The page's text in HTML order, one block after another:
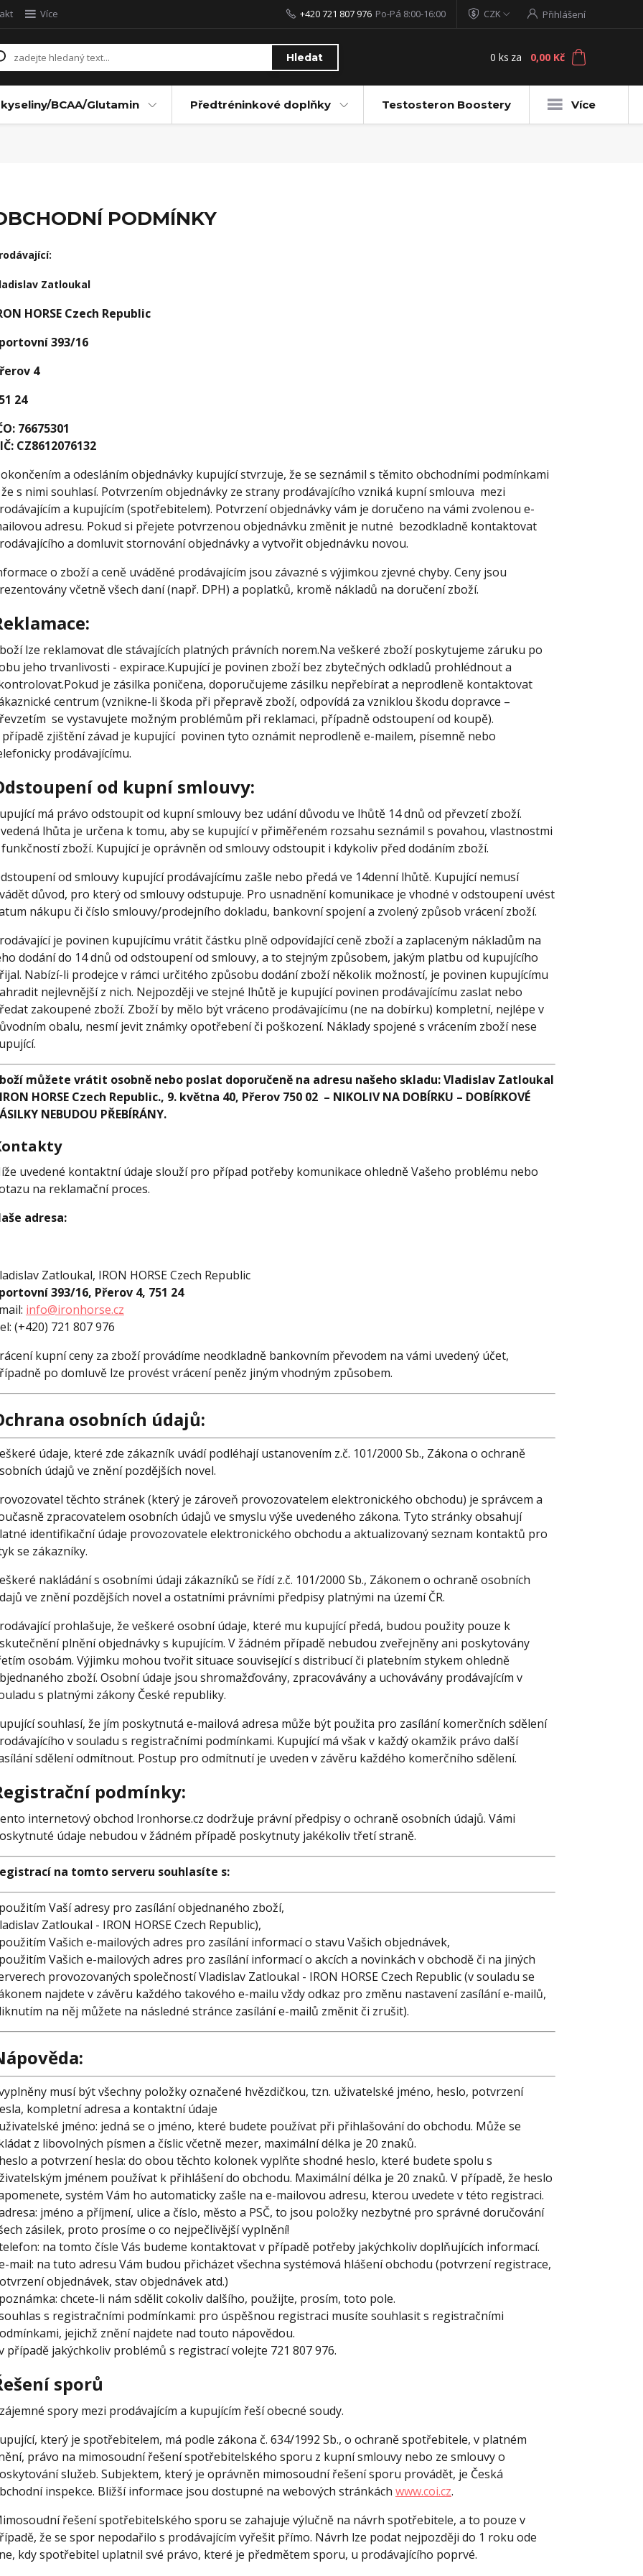
Více CZK Přihlášení
Hledat
+420 721 807 976 Po-Pá 8:00-16:00
0 ks za 0,00 Kč
BCAA/Glutamin Předtréninkové doplňky Testosteron Boostery Více
PODMÍNKY
Zatloukal
HORSE Czech Republic
393/16
4
24
76675301
CZ8612076132
a odesláním objednávky kupující stvrzuje, že se seznámil s těmito obchodními podmínkami
s nimi souhlasí. Potvrzením objednávky ze strany prodávajícího vzniká kupní smlouva mezi
a kupujícím (spotřebitelem). Potvrzení objednávky vám je doručeno na vámi zvolenou e-
adresu. Pokud si přejete potvrzenou objednávku změnit je nutné bezodkladně kontaktovat
a domluvit stornování objednávky a vytvořit objednávku novou.
o zboží a ceně uváděné prodávajícím jsou závazné s výjimkou zjevné chyby. Ceny jsou
včetně všech daní (např. DPH) a poplatků, kromě nákladů na doručení zboží.
lze reklamovat dle stávajících platných právních norem.Na veškeré zboží poskytujeme záruku po
jeho trvanlivosti - expirace.Kupující je povinen zboží bez zbytečných odkladů prohlédnout a
je zásilka poničena, doporučujeme zásilku nepřebírat a neprodleně kontaktovat
centrum (vznikne-li škoda při přepravě zboží, odpovídá za vzniklou škodu dopravce –
se vystavujete možným problémům při reklamaci, případně odstoupení od koupě).
případě zjištění závad je kupující povinen tyto oznámit neprodleně e-mailem, písemně nebo
prodávajícímu.
od kupní smlouvy:
má právo odstoupit od kupní smlouvy bez udání důvodu ve lhůtě 14 dnů od převzetí zboží.
lhůta je určena k tomu, aby se kupující v přiměřeném rozsahu seznámil s povahou, vlastnostmi
zboží. Kupující je oprávněn od smlouvy odstoupit i kdykoliv před dodáním zboží.
od smlouvy kupující prodávajícímu zašle nebo předá ve 14denní lhůtě. Kupující nemusí
důvod, pro který od smlouvy odstupuje. Pro usnadnění komunikace je vhodné v odstoupení uvést
nákupu či číslo smlouvy/prodejního dokladu, bankovní spojení a zvolený způsob vrácení zboží.
je povinen kupujícímu vrátit částku plně odpovídající ceně zboží a zaplaceným nákladům na
dodání do 14 dnů od odstoupení od smlouvy, a to stejným způsobem, jakým platbu od kupujícího
Nabízí-li prodejce v rámci určitého způsobu dodání zboží několik možností, je povinen kupujícímu
nejlevnější z nich. Nejpozději ve stejné lhůtě je kupující povinen prodávajícímu zaslat nebo
zakoupené zboží. Zboží by mělo být vráceno prodávajícímu (ne na dobírku) kompletní, nejlépe v
obalu, nesmí jevit známky opotřebení či poškození. Náklady spojené s vrácením zboží nese
můžete vrátit osobně nebo poslat doporučeně na adresu našeho skladu: Vladislav Zatloukal
HORSE Czech Republic., 9. května 40, Přerov 750 02 – NIKOLIV NA DOBÍRKU – DOBÍRKOVÉ
NEBUDOU PŘEBÍRÁNY.
uvedené kontaktní údaje slouží pro případ potřeby komunikace ohledně Vašeho problému nebo
na reklamační proces.
adresa:
Zatloukal, IRON HORSE Czech Republic
393/16, Přerov 4, 751 24
info@ironhorse.cz
(+420) 721 807 976
kupní ceny za zboží provádíme neodkladně bankovním převodem na vámi uvedený účet,
po domluvě lze provést vrácení peněz jiným vhodným způsobem.
osobních údajů:
údaje, které zde zákazník uvádí podléhají ustanovením z.č. 101/2000 Sb., Zákona o ochraně
údajů ve znění pozdějších novel.
těchto stránek (který je zároveň provozovatelem elektronického obchodu) je správcem a
zpracovatelem osobních údajů ve smyslu výše uvedeného zákona. Tyto stránky obsahují
identifikační údaje provozovatele elektronického obchodu a aktualizovaný seznam kontaktů pro
se zákazníky.
nakládání s osobními údaji zákazníků se řídí z.č. 101/2000 Sb., Zákonem o ochraně osobních
ve znění pozdějších novel a ostatními právními předpisy platnými na území ČR.
prohlašuje, že veškeré osobní údaje, které mu kupující předá, budou použity pouze k
plnění objednávky s kupujícím. V žádném případě nebudou zveřejněny ani poskytovány
osobám. Výjimku mohou tvořit situace související s distribucí či platebním stykem ohledně
zboží. Osobní údaje jsou shromažďovány, zpracovávány a uchovávány prodávajícím v
s platnými zákony České republiky.
souhlasí, že jím poskytnutá e-mailová adresa může být použita pro zasílání komerčních sdělení
v souladu s registračními podmínkami. Kupující má však v každý okamžik právo další
sdělení odmítnout. Postup pro odmítnutí je uveden v závěru každého komerčního sdělení.
podmínky:
internetový obchod Ironhorse.cz dodržuje právní předpisy o ochraně osobních údajů. Vámi
údaje nebudou v žádném případě poskytnuty jakékoliv třetí straně.
na tomto serveru souhlasíte s:
použitím Vaší adresy pro zasílání objednaného zboží,
Zatloukal - IRON HORSE Czech Republic),
použitím Vašich e-mailových adres pro zasílání informací o stavu Vašich objednávek,
použitím Vašich e-mailových adres pro zasílání informací o akcích a novinkách v obchodě či na jiných
provozovaných společností Vladislav Zatloukal - IRON HORSE Czech Republic (v souladu se
najdete v závěru každého takového e-mailu vždy odkaz pro změnu nastavení zasílání e-mailů,
na něj můžete na následné stránce zasílání e-mailů změnit či zrušit).
vyplněny musí být všechny položky označené hvězdičkou, tzn. uživatelské jméno, heslo, potvrzení
kompletní adresa a kontaktní údaje
uživatelské jméno: jedná se o jméno, které budete používat při přihlašování do obchodu. Může se
z libovolných písmen a číslic včetně mezer, maximální délka je 20 znaků.
heslo a potvrzení hesla: do obou těchto kolonek vyplňte shodné heslo, které budete spolu s
jménem používat k přihlášení do obchodu. Maximální délka je 20 znaků. V případě, že heslo
systém Vám ho automaticky zašle na e-mailovou adresu, kterou uvedete v této registraci.
adresa: jméno a příjmení, ulice a číslo, město a PSČ, to jsou položky nezbytné pro správné doručování
zásilek, proto prosíme o co nejpečlivější vyplnění!
telefon: na tomto čísle Vás budeme kontaktovat v případě potřeby jakýchkoliv doplňujících informací.
e-mail: na tuto adresu Vám budou přicházet všechna systémová hlášení obchodu (potvrzení registrace,
objednávek, stav objednávek atd.)
poznámka: chcete-li nám sdělit cokoliv dalšího, použijte, prosím, toto pole.
souhlas s registračními podmínkami: pro úspěšnou registraci musíte souhlasit s registračními
jejichž znění najdete nad touto nápovědou.
v případě jakýchkoliv problémů s registrací volejte 721 807 976.
sporů
spory mezi prodávajícím a kupujícím řeší obecné soudy.
který je spotřebitelem, má podle zákona č. 634/1992 Sb., o ochraně spotřebitele, v platném
právo na mimosoudní řešení spotřebitelského sporu z kupní smlouvy nebo ze smlouvy o
služeb. Subjektem, který je oprávněn mimosoudní řešení sporu provádět, je Česká
inspekce. Bližší informace jsou dostupné na webových stránkách www.coi.cz.
řešení spotřebitelského sporu se zahajuje výlučně na návrh spotřebitele, a to pouze v
že se spor nepodařilo s prodávajícím vyřešit přímo. Návrh lze podat nejpozději do 1 roku ode
kdy spotřebitel uplatnil své právo, které je předmětem sporu, u prodávajícího poprvé.